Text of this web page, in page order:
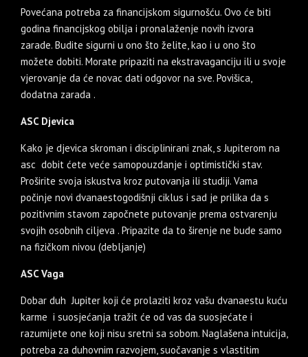
Povećana potreba za financijskom sigurnošću. Ovo će biti
godina financijskog obilja i pronalaženje novih izvora
zarade. Budite sigurni u ono što želite, kao i u ono što
možete dobiti. Morate pripaziti na ekstravaganciju ili u svoje
vjerovanje da će novac dati odgovor na sve. Povišica,
dodatna zarada .
ASC Djevica
Kako je djevica skroman i disciplinirani znak, s Jupiterom na
asc dobit ćete veće samopouzdanje i optimistički stav.
Proširite svoja iskustva kroz putovanja ili studiji. Vama
počinje novi dvanaestogodišnji ciklus i sad je prilika da s
pozitivnim stavom započnete putovanje prema ostvarenju
svojih osobnih ciljeva . Pripazite da to širenje ne bude samo
na fizičkom nivou (debljanje)
ASC Vaga
Dobar duh Jupiter koji će prolaziti kroz vašu dvanaestu kuću
karme i suosjećanja tražit će od vas da suosjećate i
razumijete one koji nisu sretni sa sobom. Naglašena intuicija,
potreba za duhovnim razvojem, suočavanje s vlastitim